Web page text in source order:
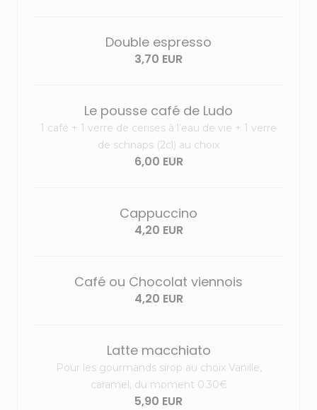
Double espresso
3,70 EUR
Le pousse café de Ludo
1 café + 1 verre de cerises à l’eau de vie + 1 verre
de schnaps (2cl) au choix
6,00 EUR
Cappuccino
4,20 EUR
Café ou Chocolat viennois
4,20 EUR
Latte macchiato
Pour les gourmands sirop au choix Vanille,
caramel, du moment 0.30€
5,90 EUR